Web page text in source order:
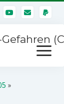
Menü
öffnen
»